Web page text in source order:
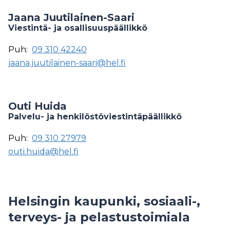
Jaana Juutilainen-Saari
Viestintä- ja osallisuuspäällikkö
Puh: 09 310 42240
jaana.juutilainen-saari@hel.fi
Outi Huida
Palvelu- ja henkilöstöviestintäpäällikkö
Puh: 09 310 27979
outi.huida@hel.fi
Helsingin kaupunki, sosiaali-,
terveys- ja pelastustoimiala